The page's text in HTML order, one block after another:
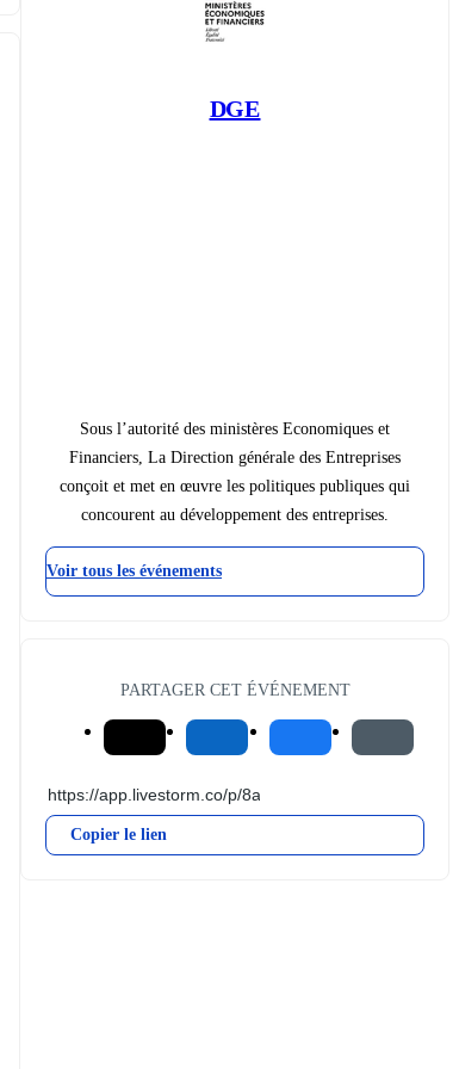
DGE
Sous l’autorité des ministères Economiques et
Financiers, La Direction générale des Entreprises
conçoit et met en œuvre les politiques publiques qui
concourent au développement des entreprises.
Voir tous les événements
PARTAGER CET ÉVÉNEMENT
Copier le lien